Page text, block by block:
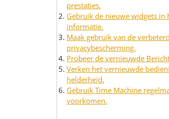
prestaties.
Gebruik de nieuwe widgets
informatie.
Maak gebruik van de
privacybescherming.
Probeer de vernieuwde
Verken het vernieuwde
helderheid.
Gebruik Time Machine
voorkomen.